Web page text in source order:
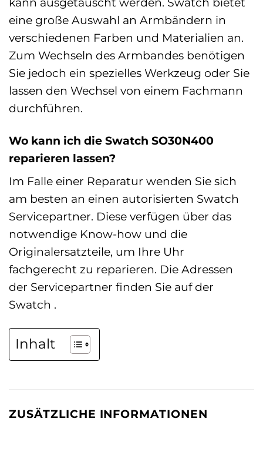
eine große Auswahl an Armbändern in
verschiedenen Farben und Materialien an.
Zum Wechseln des Armbandes benötigen
Sie jedoch ein spezielles Werkzeug oder Sie
lassen den Wechsel von einem Fachmann
durchführen.
Wo kann ich die Swatch SO30N400
reparieren lassen?
Im Falle einer Reparatur wenden Sie sich
am besten an einen autorisierten Swatch
Servicepartner. Diese verfügen über das
notwendige Know-how und die
Originalersatzteile, um Ihre Uhr
fachgerecht zu reparieren. Die Adressen
der Servicepartner finden Sie auf der
Swatch .
Inhalt
ZUSÄTZLICHE INFORMATIONEN